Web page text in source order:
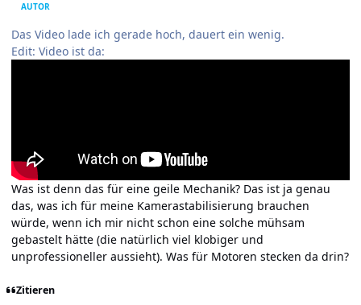
AUTOR
Das Video lade ich gerade hoch, dauert ein wenig.
Edit: Video ist da:
Was ist denn das für eine geile Mechanik? Das ist ja genau
das, was ich für meine Kamerastabilisierung brauchen
würde, wenn ich mir nicht schon eine solche mühsam
gebastelt hätte (die natürlich viel klobiger und
unprofessioneller aussieht). Was für Motoren stecken da drin?
Zitieren